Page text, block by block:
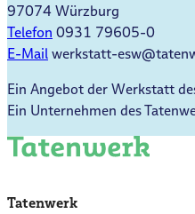
97074 Würzburg
Telefon 0931 79605-0
E-Mailwerkstatt-
Ein Angebot der Werkstatt
Ein Unternehmen des
Tatenwerk